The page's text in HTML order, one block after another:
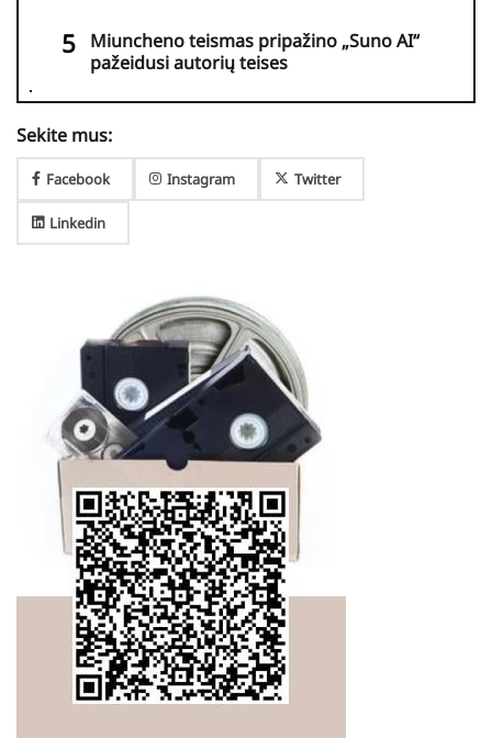
Miuncheno teismas pripažino „Suno AI“
pažeidusi autorių teises
Sekite mus:
Facebook Instagram Twitter
Linkedin